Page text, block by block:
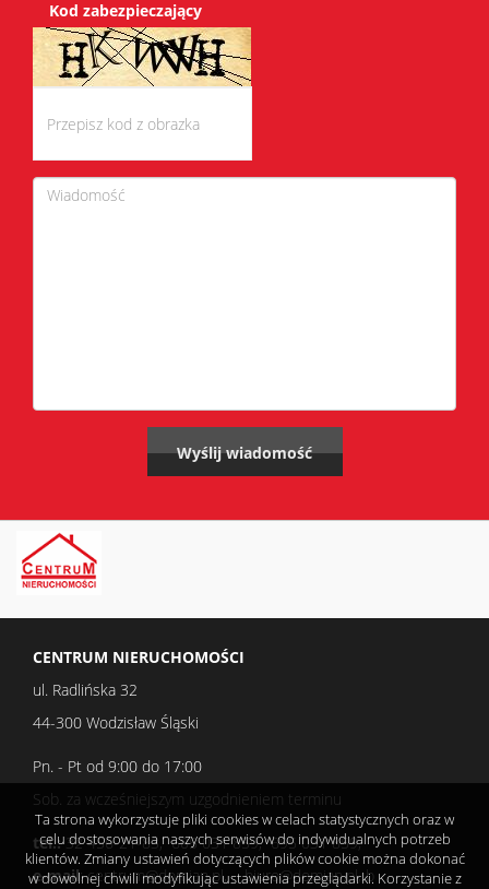
Kod zabezpieczający
CENTRUM NIERUCHOMOŚCI
ul. Radlińska 32
44-300 Wodzisław Śląski
Pn. - Pt od 9:00 do 17:00
Sob. za wcześniejszym uzgodnieniem terminu
tel.:32 456-21-83, 605 031 859, 695 031 859,
e-mail: centrum@domian.pl, biuro@domian.pl, b
Ta strona wykorzystuje pliki cookies w celach statystycznych oraz w
celu dostosowania naszych serwisów do indywidualnych potrzeb
klientów. Zmiany ustawień dotyczących plików cookie można dokonać
w dowolnej chwili modyfikując ustawienia przeglądarki. Korzystanie z